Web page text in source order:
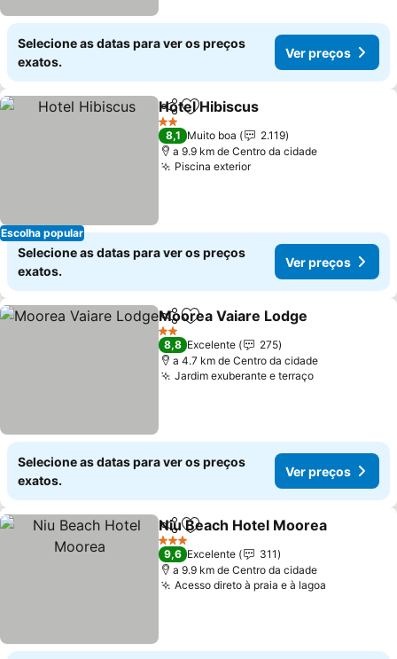
Selecione as datas para ver os preços
exatos.
Ver preços
Escolha popular
PartilharAdicionar aos favoritos
Hotel Hibiscus
2 Estrelas
8,1 Muito boa
2.119
a 9.9 km de Centro da cidade
Piscina exterior
Selecione as datas para ver os preços
exatos.
Ver preços
PartilharAdicionar aos favoritos
Moorea Vaiare Lodge
2 Estrelas
8,8 Excelente
275
a 4.7 km de Centro da cidade
Jardim exuberante e terraço
Selecione as datas para ver os preços
exatos.
Ver preços
PartilharAdicionar aos favoritos
Niu Beach Hotel Moorea
3 Estrelas
9,6 Excelente
311
a 9.9 km de Centro da cidade
Acesso direto à praia e à lagoa